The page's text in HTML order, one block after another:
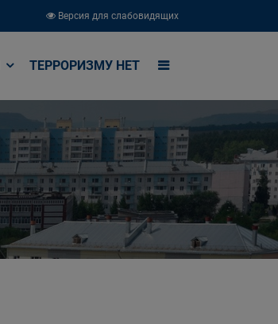
Версия для слабовидящих
ТЕРРОРИЗМУ НЕТ